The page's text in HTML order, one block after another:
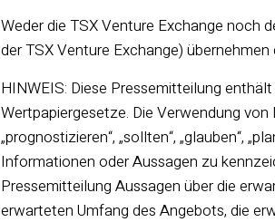
Weder die TSX Venture Exchange noch
der TSX Venture Exchange)
HINWEIS: Diese Pressemitteilung
Wertpapiergesetze. Die Verwendung von
„prognostizieren“, „sollten“, „glauben“,
Informationen oder Aussagen zu
Pressemitteilung Aussagen über die
erwarteten Umfang des Angebots, die